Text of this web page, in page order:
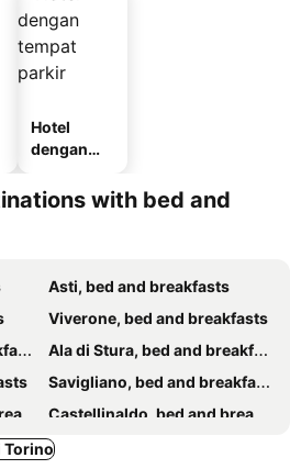
Hotel
dengan
parkir
with bed and
Asti, bed and breakfasts
Viverone, bed and breakfasts
Ala di Stura, bed and breakfasts
Savigliano, bed and breakfasts
Castellinaldo, bed and breakfasts
Cambiano, bed and breakfasts
Torino